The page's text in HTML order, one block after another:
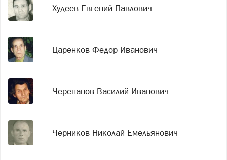
Худеев Евгений Павлович
Царенков Федор Иванович
Черепанов Василий Иванович
Черников Николай Емельянович